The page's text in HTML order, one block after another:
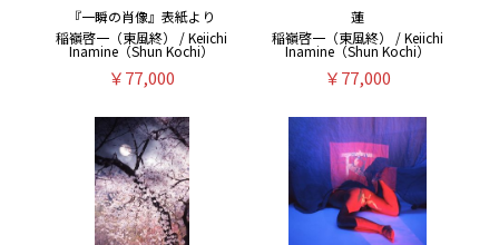
『一瞬の肖像』表紙より
稲嶺啓一（東風終） / Keiichi
Inamine（Shun Kochi）
￥77,000
蓮
稲嶺啓一（東風終） / Keiichi
Inamine（Shun Kochi）
￥77,000